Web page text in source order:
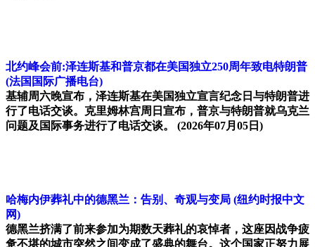
北约峰会前:泽连斯基和普京都在美国独立250周年致电特朗普
(法国国际广播电台)
基辅周六晚宣布，泽连斯基在美国独立宣言纪念日与特朗普进
行了电话交谈。克里姆林宫周日宣布，普京与特朗普就乌克兰
问题及国际事务进行了电话交谈。 (2026年07月05日)
哈梅内伊葬礼中的德黑兰：告别、奇观与变局 (纽约时报中文
网)
德黑兰挤满了前来参加为期数天葬礼的哀悼者，这座因战争疲
惫不堪的城市突然之间变成了盛典的舞台。这个国家正努力展